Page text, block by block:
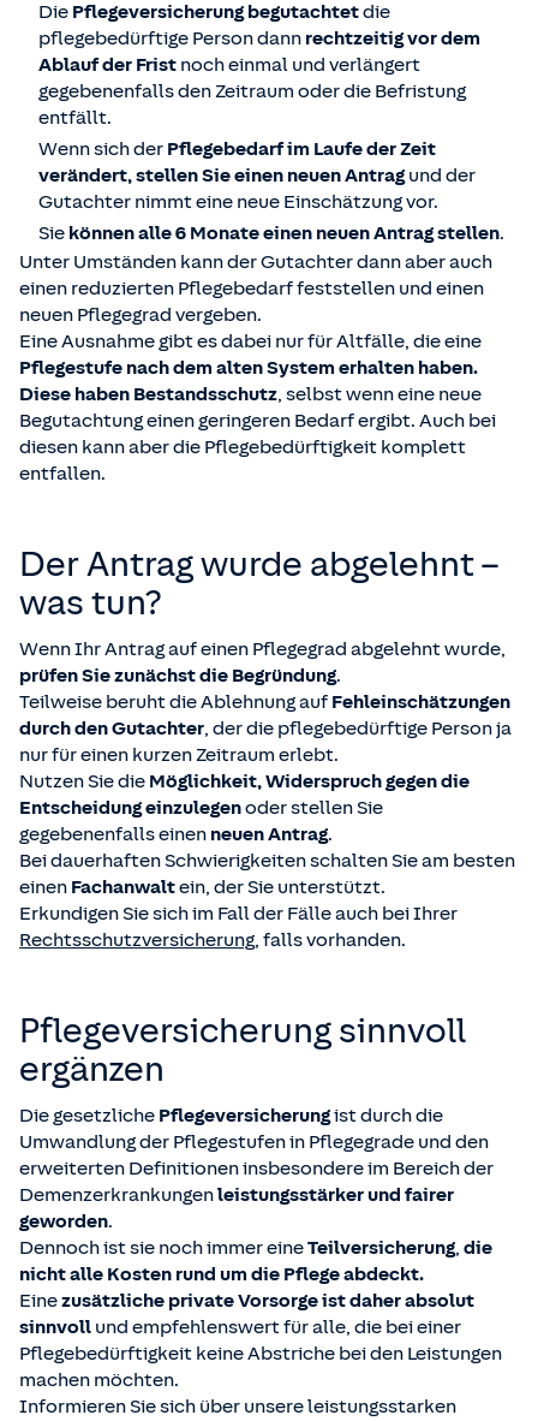
Die Pflegeversicherung begutachtetdie
pflegebedürftige Person dann rechtzeitig vor dem
Ablauf der Frist noch einmal und verlängert
gegebenenfalls den Zeitraum oder die Befristung
entfällt.
Wenn sich der Pflegebedarf im Laufe der Zeit
verändert, stellen Sie einen neuen Antragund der
Gutachter nimmt eine neue Einschätzung vor.
Sie können alle 6 Monate einen neuen Antrag stellen.
Unter Umständen kann der Gutachter dann aber auch
einen reduzierten Pflegebedarf feststellen und einen
neuen Pflegegrad vergeben.
Eine Ausnahme gibt es dabei nur für Altfälle, die eine
Pflegestufe nach dem alten System erhalten haben.
Diese haben Bestandsschutz, selbst wenn eine neue
Begutachtung einen geringeren Bedarf ergibt. Auch bei
diesen kann aber die Pflegebedürftigkeit komplett
entfallen.
Der Antrag wurde abgelehnt –
was tun?
Wenn Ihr Antrag auf einen Pflegegrad abgelehnt wurde,
prüfen Sie zunächst die Begründung.
Teilweise beruht die Ablehnung auf Fehleinschätzungen
durch den Gutachter, der die pflegebedürftige Person ja
nur für einen kurzen Zeitraum erlebt.
Nutzen Sie die Möglichkeit, Widerspruch gegen die
Entscheidung einzulegenoder stellen Sie
gegebenenfalls einen neuen Antrag.
Bei dauerhaften Schwierigkeiten schalten Sie am besten
einen Fachanwaltein, der Sie unterstützt.
Erkundigen Sie sich im Fall der Fälle auch bei Ihrer
Rechtsschutzversicherung, falls vorhanden.
Pflege­versicherung sinnvoll
ergänzen
Die gesetzliche Pflegeversicherungist durch die
Umwandlung der Pflegestufen in Pflegegrade und den
erweiterten Definitionen insbesondere im Bereich der
Demenzerkrankungenleistungsstärker und fairer
geworden.
Dennoch ist sie noch immer eineTeilversicherung, die
nicht alle Kosten rund um die Pflege abdeckt.
Einezusätzliche private Vorsorge ist daher absolut
sinnvoll und empfehlenswert für alle, die bei einer
Pflegebedürftigkeit keine Abstriche bei den Leistungen
machen möchten.
Informieren Sie sich über unsere leistungsstarken